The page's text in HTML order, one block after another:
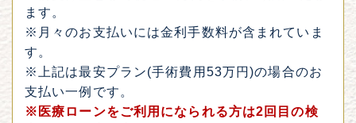
ます。
※月々のお支払いには金利手数料が含まれていま
す。
※上記は最安プラン(手術費用53万円)の場合のお
支払い一例です。
※医療ローンをご利用になられる方は2回目の検